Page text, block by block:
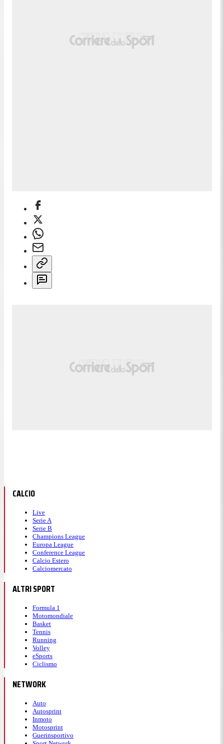
CALCIO
Live
Serie A
Serie B
Champions League
Europa League
Conference League
Calcio Estero
Calciomercato
ALTRI SPORT
Formula 1
Motomondiale
Basket
Tennis
Running
Volley
eSports
Ciclismo
NETWORK
Auto
Autosprint
Inmoto
Motosprint
Guerinsportivo